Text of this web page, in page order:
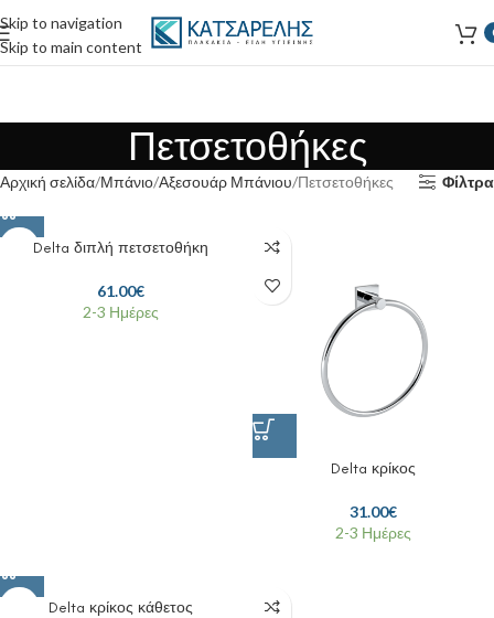
Skip to navigation
Skip to main content
Πετσετοθήκες
Αρχική σελίδα Μπάνιο Αξεσουάρ Μπάνιου Πετσετοθήκες Φίλτρα
Delta διπλή πετσετοθήκη
61.00€
2-3 Ημέρες
Delta κρίκος
31.00€
2-3 Ημέρες
Delta κρίκος κάθετος